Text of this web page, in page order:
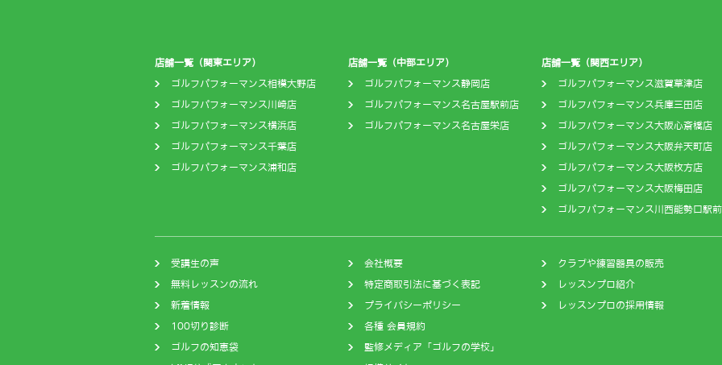
店舗一覧（関東エリア）
ゴルフパフォーマンス相模大野店
ゴルフパフォーマンス川崎店
ゴルフパフォーマンス横浜店
ゴルフパフォーマンス千葉店
ゴルフパフォーマンス浦和店
店舗一覧（中部エリア）
ゴルフパフォーマンス静岡店
ゴルフパフォーマンス名古屋駅前店
ゴルフパフォーマンス名古屋栄店
店舗一覧（関西エリア）
ゴルフパフォーマンス滋賀草津店
ゴルフパフォーマンス兵庫三田店
ゴルフパフォーマンス大阪心斎橋店
ゴルフパフォーマンス大阪弁天町店
ゴルフパフォーマンス大阪枚方店
ゴルフパフォーマンス大阪梅田店
ゴルフパフォーマンス川西能勢口駅
受講生の声
無料レッスンの流れ
新着情報
100切り診断
ゴルフの知恵袋
会社概要
特定商取引法に基づく表記
プライバシーポリシー
各種 会員規約
監修メディア「ゴルフの学校」
クラブや練習器具の販売
レッスンプロ紹介
レッスンプロの採用情報